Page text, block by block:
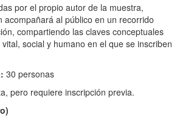
por el propio autor de la muestra,
acompañará al público en un recorrido
compartiendo las claves conceptuales
social y humano en el que se inscriben
30 personas
pero requiere inscripción previa.